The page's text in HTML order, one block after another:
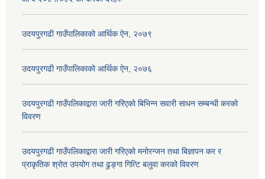
उदयपुरगढी गाउँपालिकाको आर्थिक ऐन, २०७९
उदयपुरगढी गाउँपालिकाको आर्थिक ऐन, २०७६
उदयपुरगढी गाउँपलिकाद्वारा जारी गरिएको बिभिन्न सवारी साधन सम्बन्धी करको
विवरण
उदयपुरगढी गाउँपलिकाद्वारा जारी गरिएको मनोरन्जन तथा बिज्ञापन कर र
प्राकृतिक श्रोत उपयोग तथा ढुङ्गा गित्टि बलुवा करको विवरण